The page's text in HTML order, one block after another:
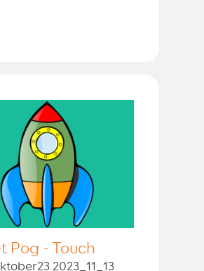
Pog - Touch
2023_11_13